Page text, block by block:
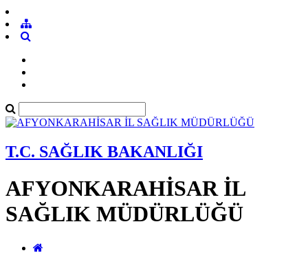
T.C. SAĞLIK BAKANLIĞI
AFYONKARAHİSAR İL
SAĞLIK MÜDÜRLÜĞÜ